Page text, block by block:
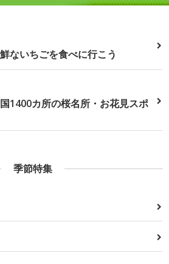
ないちごを食べに行こう
1400カ所の桜名所・お花見スポ
季節特集